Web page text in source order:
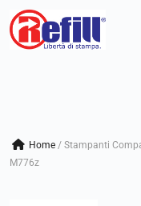
Vai
Home / Stampanti
M776z